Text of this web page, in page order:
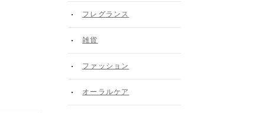
フレグランス
雑貨
ファッション
オーラルケア